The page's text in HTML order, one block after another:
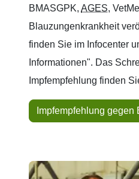
BMASGPK, AGES,
Blauzungenkrankheit
finden Sie im Infocenter
Informationen". Das
Impfempfehlung finden
Impfempfehlung